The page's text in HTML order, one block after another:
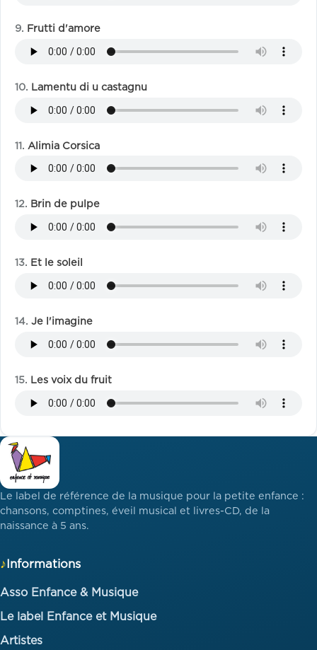
Frutti d'amore
Lamentu di u castagnu
Alimia Corsica
Brin de pulpe
Et le soleil
Je l'imagine
Les voix du fruit
Le label de référence de la musique pour la petite enfance :
chansons, comptines, éveil musical et livres-CD, de la
naissance à 5 ans.
Informations
Asso Enfance & Musique
Le label Enfance et Musique
Artistes